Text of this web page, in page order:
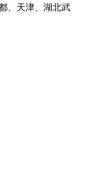
、天津、湖北武